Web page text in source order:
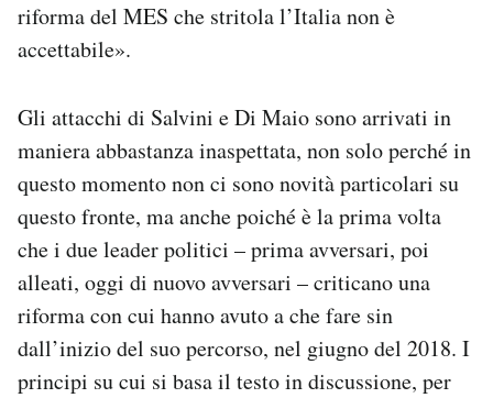
riforma del MES che stritola l’Italia non è
accettabile».
Gli attacchi di Salvini e Di Maio sono arrivati in
maniera abbastanza inaspettata, non solo perché in
questo momento non ci sono novità particolari su
questo fronte, ma anche poiché è la prima volta
che i due leader politici – prima avversari, poi
alleati, oggi di nuovo avversari – criticano una
riforma con cui hanno avuto a che fare sin
dall’inizio del suo percorso, nel giugno del 2018. I
principi su cui si basa il testo in discussione, per